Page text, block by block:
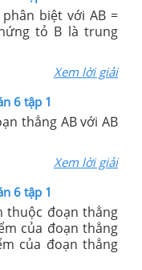
biệt với AB =
tỏ B là trung
Xem lời giải
6 tập 1
thẳng AB với AB
Xem lời giải
6 tập 1
thuộc đoạn thẳng
của đoạn thẳng
của đoạn thẳng